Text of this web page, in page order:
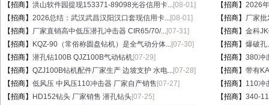
【招商】 洪山软件园提现153371-89098光谷信用卡...[08-01] 【招商】 2026
【招商】 2026总结：武汉武昌汉阳汉口套现信用卡...[08-01] 【招商】 厂家
【招商】 厂家直销高中低压潜孔冲击器 CIR65/70/...[07-31] 【招商】 金科
【招商】
KQZ-90（常俗称圆盘钻机）是全气动分体...[07-30] 【招商】 爆破孔
【招商】 潜孔钻100B QJZ100B气动钻机[07-29] 【招商】 380冲
【招商】 QZJ100B钻机配件厂家生产 边坡支护 水电...[07-28] 【招商】 带有
【招商】 低风压 中风压110冲击器 厂家自产销售 [07-27] 【招商】 110冲
【招商】
HD152钻头 厂家销售 潜孔钻头[07-25] 【招商】 340-